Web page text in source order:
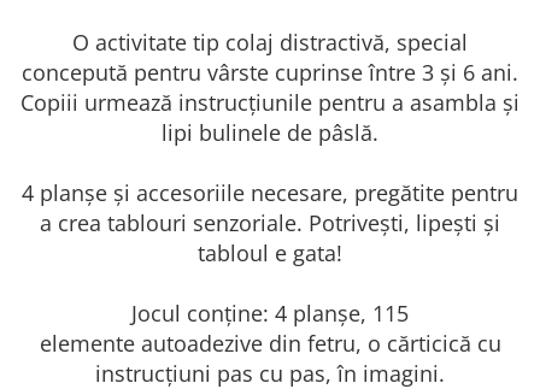
O activitate tip colaj distractivă, special
concepută pentru vârste cuprinse între 3 și 6 ani.
Copiii urmează instrucțiunile pentru a asambla și
lipi bulinele de pâslă.
4 planșe și accesoriile necesare, pregătite pentru
a crea tablouri senzoriale. Potrivești, lipești și
tabloul e gata!
Jocul conține: 4 planșe, 115
elemente autoadezive din fetru, o cărticică cu
instrucțiuni pas cu pas, în imagini.